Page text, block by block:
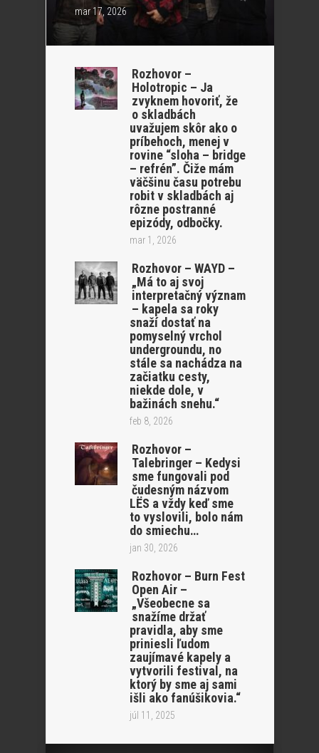
mar 17, 2026
Rozhovor –
Holotropic – Ja
zvyknem hovoriť, že
o skladbách
uvažujem skôr ako o
príbehoch, menej v
rovine “sloha – bridge
– refrén”. Čiže mám
väčšinu času potrebu
robit v skladbách aj
rôzne postranné
epizódy, odbočky.
mar 1, 2026
Rozhovor – WAYD –
„Má to aj svoj
interpretačný význam
– kapela sa roky
snaží dostať na
pomyselný vrchol
undergroundu, no
stále sa nachádza na
začiatku cesty,
niekde dole, v
bažinách snehu.“
feb 8, 2026
Rozhovor –
Talebringer – Kedysi
sme fungovali pod
čudesným názvom
LËS a vždy keď sme
to vyslovili, bolo nám
do smiechu…
jan 30, 2026
Rozhovor – Burn Fest
Open Air –
„Všeobecne sa
snažíme držať
pravidla, aby sme
priniesli ľudom
zaujímavé kapely a
vytvorili festival, na
ktorý by sme aj sami
išli ako fanúšikovia.“
júl 11, 2025